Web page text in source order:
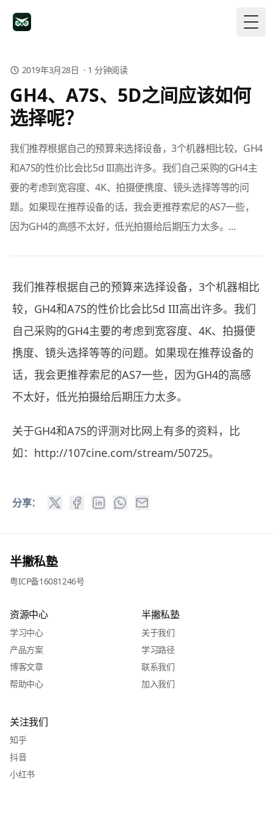
2019年3月28日 · 1 分钟阅读
GH4、A7S、5D之间应该如何
选择呢？
我们推荐根据自己的预算来选择设备，3个机器相比较，GH4
和A7S的性价比会比5d III高出许多。我们自己采购的GH4主
要的考虑到宽容度、4K、拍摄便携度、镜头选择等等的问
题。如果现在推荐设备的话，我会更推荐索尼的AS7一些，
因为GH4的高感不太好，低光拍摄给后期压力太多。...
我们推荐根据自己的预算来选择设备，3个机器相比
较，GH4和A7S的性价比会比5d III高出许多。我们
自己采购的GH4主要的考虑到宽容度、4K、拍摄便
携度、镜头选择等等的问题。如果现在推荐设备的
话，我会更推荐索尼的AS7一些，因为GH4的高感
不太好，低光拍摄给后期压力太多。
关于GH4和A7S的评测对比网上有多的资料，比
如： http://107cine.com/stream/50725。
分享：
半撇私塾
粤ICP备16081246号
资源中心
学习中心
产品方案
博客文章
帮助中心
半撇私塾
关于我们
学习路径
联系我们
加入我们
关注我们
知乎
抖音
小红书